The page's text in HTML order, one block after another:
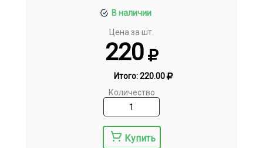
В наличии
Цена за шт.
220
Итого:220.00
Количество
Купить